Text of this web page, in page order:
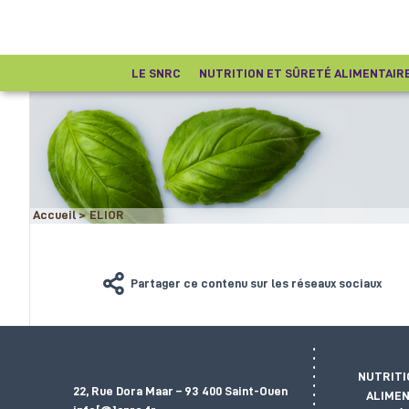
LE SNRC NUTRITION ET SÛRETÉ
Accueil > ELIOR
Partager ce contenu sur les réseaux sociaux
22, Rue Dora Maar – 93 400 Saint-Ouen